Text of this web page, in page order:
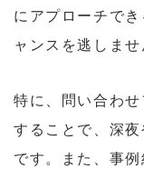
にアプローチで
ャンスを逃しませ
特に、問い合わ
することで、深
です。また、事